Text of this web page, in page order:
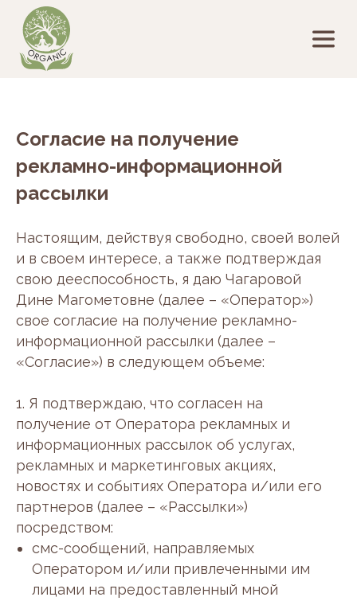
Согласие на получение
рекламно-информационной
рассылки
Настоящим, действуя свободно, своей волей
и в своем интересе, а также подтверждая
свою дееспособность, я даю Чагаровой
Дине Магометовне (далее – «Оператор»)
свое согласие на получение рекламно-
информационной рассылки (далее –
«Согласие») в следующем объеме:
1. Я подтверждаю, что согласен на
получение от Оператора рекламных и
информационных рассылок об услугах,
рекламных и маркетинговых акциях,
новостях и событиях Оператора и/или его
партнеров (далее – «Рассылки»)
посредством:
смс-сообщений, направляемых
Оператором и/или привлеченными им
лицами на предоставленный мной